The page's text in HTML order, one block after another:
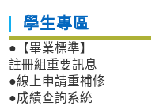
學生專區
●【畢業標準】
註冊組重要訊息
●線上申請重補修
●成績查詢系統